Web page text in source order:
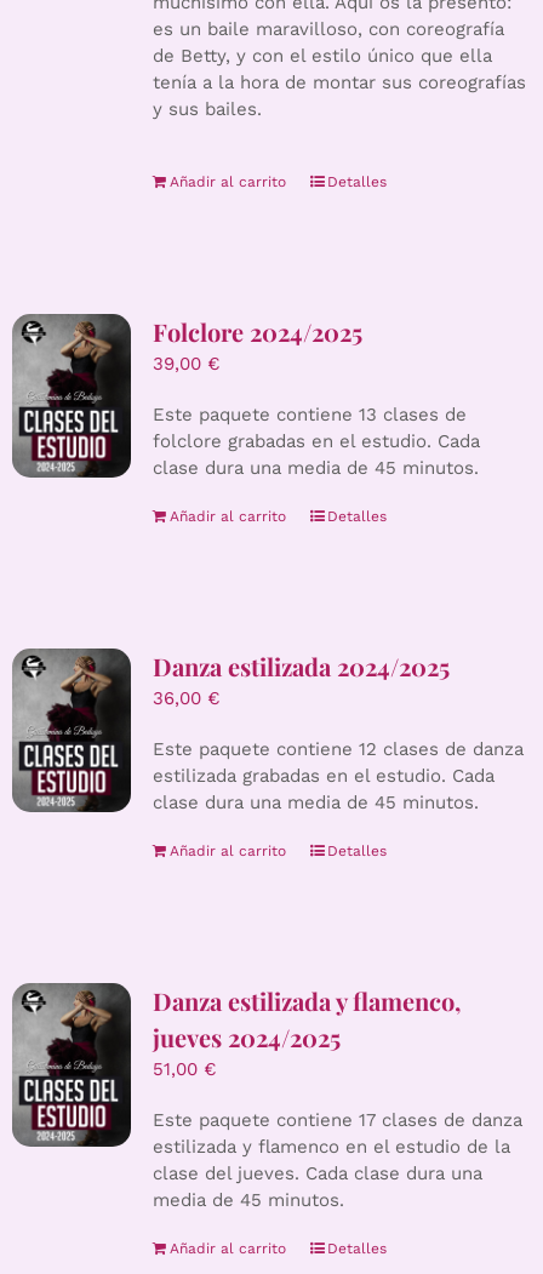
es un baile maravilloso, con coreografía
de Betty, y con el estilo único que ella
tenía a la hora de montar sus coreografías
y sus bailes.
Añadir al carrito Detalles
Folclore 2024/2025
39,00 €
Este paquete contiene 13 clases de
folclore grabadas en el estudio. Cada
clase dura una media de 45 minutos.
Añadir al carrito Detalles
Danza estilizada 2024/2025
36,00 €
Este paquete contiene 12 clases de danza
estilizada grabadas en el estudio. Cada
clase dura una media de 45 minutos.
Añadir al carrito Detalles
Danza estilizada y flamenco,
jueves 2024/2025
51,00 €
Este paquete contiene 17 clases de danza
estilizada y flamenco en el estudio de la
clase del jueves. Cada clase dura una
media de 45 minutos.
Añadir al carrito Detalles